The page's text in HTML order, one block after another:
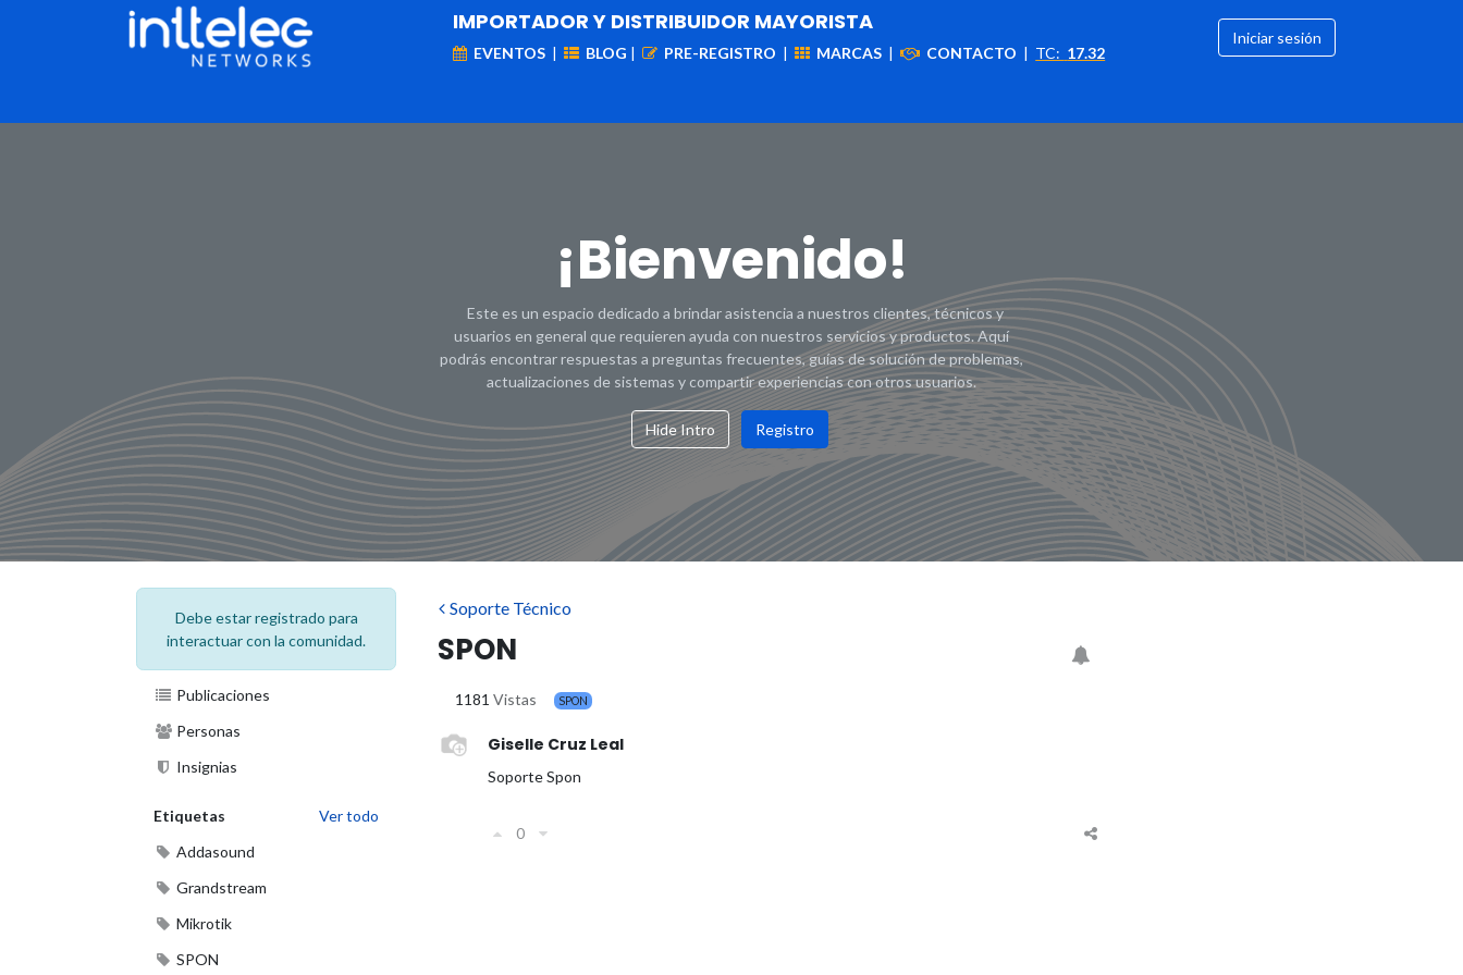
IMPORTADOR Y DISTRIBUIDOR MAYORISTA
EVENTOS | BLOG | PRE-REGISTRO | MARCAS | CONTACTO | TC: 17.32
Iniciar sesión
¡Bienvenido!
Este es un espacio dedicado a brindar asistencia a nuestros clientes, técnicos y
usuarios en general que requieren ayuda con nuestros servicios y productos. Aquí
podrás encontrar respuestas a preguntas frecuentes, guías de solución de problemas,
actualizaciones de sistemas y compartir experiencias con otros usuarios.
Hide Intro Registro
Debe estar registrado para
interactuar con la comunidad.
Publicaciones
Personas
Insignias
Etiquetas
Ver todo
Addasound
Grandstream
Mikrotik
SPON
Soporte Técnico
SPON
1181 Vistas SPON
Giselle Cruz Leal
Soporte Spon
0